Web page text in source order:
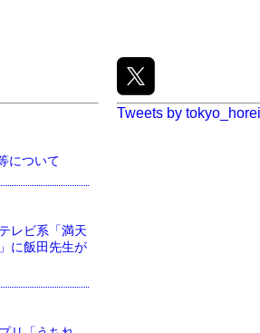
Tweets by tokyo_horei